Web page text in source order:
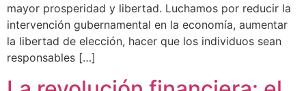
mayor prosperidad y libertad. Luchamos por reducir la
intervención gubernamental en la economía, aumentar
la libertad de elección, hacer que los individuos sean
responsables […]